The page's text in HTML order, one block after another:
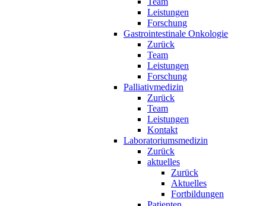
Leistungen
Forschung
Gastrointestinale Onkologie
Zurück
Team
Leistungen
Forschung
Palliativmedizin
Zurück
Team
Leistungen
Kontakt
Laboratoriumsmedizin
Zurück
aktuelles
Zurück
Aktuelles
Fortbildungen